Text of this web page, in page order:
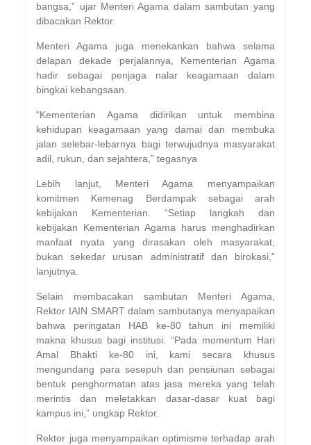
bangsa,” ujar Menteri Agama dalam sambutan yang
dibacakan Rektor.
Menteri Agama juga menekankan bahwa selama
delapan dekade perjalannya, Kementerian Agama
hadir sebagai penjaga nalar keagamaan dalam
bingkai kebangsaan.
“Kementerian Agama didirikan untuk membina
kehidupan keagamaan yang damai dan membuka
jalan selebar-lebarnya bagi terwujudnya masyarakat
adil, rukun, dan sejahtera,” tegasnya
Lebih lanjut, Menteri Agama menyampaikan
komitmen Kemenag Berdampak sebagai arah
kebijakan Kementerian. “Setiap langkah dan
kebijakan Kementerian Agama harus menghadirkan
manfaat nyata yang dirasakan oleh masyarakat,
bukan sekedar urusan administratif dan birokasi,”
lanjutnya.
Selain membacakan sambutan Menteri Agama,
Rektor IAIN SMART dalam sambutanya menyapaikan
bahwa peringatan HAB ke-80 tahun ini memiliki
makna khusus bagi institusi. “Pada momentum Hari
Amal Bhakti ke-80 ini, kami secara khusus
mengundang para sesepuh dan pensiunan sebagai
bentuk penghormatan atas jasa mereka yang telah
merintis dan meletakkan dasar-dasar kuat bagi
kampus ini,” ungkap Rektor.
Rektor juga menyampaikan optimisme terhadap arah